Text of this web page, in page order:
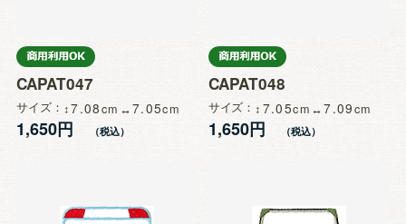
CAPAT047
サイズ 7.08 7.05
1,650円
CAPAT048
サイズ 7.05 7.09
1,650円